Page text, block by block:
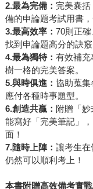
2.最為完備： 完美囊
備的申論題考試用書
3.最高效率： 70則正
找到申論題高分的訣竅
4.最為獨特： 有效補充
樹一格的完美答案。
5.與時俱進： 協助蒐集
應付各種時事題型。
6.創造共贏： 附贈「
能寫好「完美筆記」
面！
7.隨時上陣： 讓考生在
仍然可以順利考上！
本書附贈高效備考實戰